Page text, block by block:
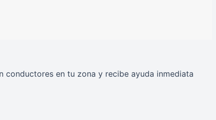
conductores en tu zona y recibe ayuda inmediata